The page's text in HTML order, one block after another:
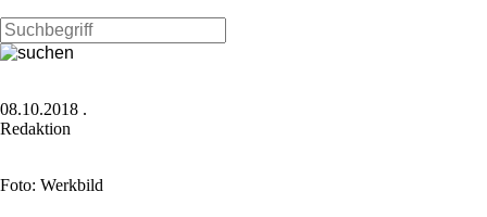
08.10.2018 .
Redaktion
Foto: Werkbild